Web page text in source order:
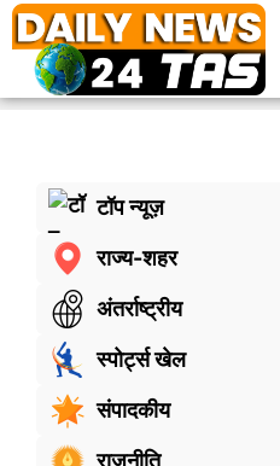
टॉप न्यूज़
राज्य-शहर
अंतर्राष्ट्रीय
स्पोर्ट्स खेल
संपादकीय
राजनीति